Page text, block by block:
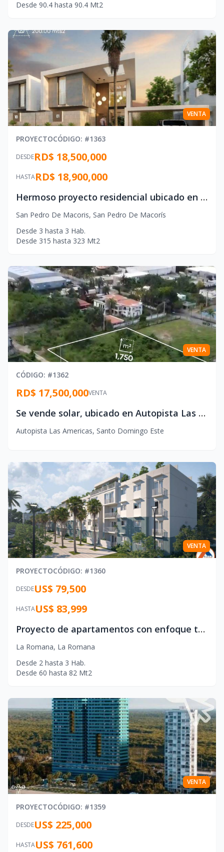
Desde 90.4 hasta 90.4 Mt2
VENTA
PROYECTOCÓDIGO: #1363
DESDERD$ 18,500,000
HASTARD$ 18,900,000
Hermoso proyecto residencial ubicado en el mismo centro de la ciudad de San Pedro de Macorís
San Pedro De Macoris, San Pedro De Macorís
Desde 3 hasta 3 Hab.
Desde 315 hasta 323 Mt2
VENTA
CÓDIGO: #1362
VENTA
RD$ 17,500,000
Se vende solar, ubicado en Autopista Las Americas Km. 17
Autopista Las Americas, Santo Domingo Este
VENTA
PROYECTOCÓDIGO: #1360
DESDEUS$ 79,500
HASTAUS$ 83,999
Proyecto de apartamentos con enfoque turístico localizado en La Romana, Republica Dominicana.
La Romana, La Romana
Desde 2 hasta 3 Hab.
Desde 60 hasta 82 Mt2
VENTA
PROYECTOCÓDIGO: #1359
DESDEUS$ 225,000
HASTAUS$ 761,600